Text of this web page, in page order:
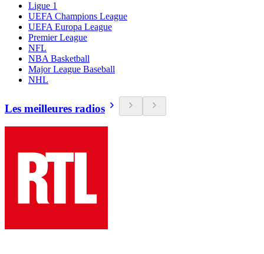
Ligue 1
UEFA Champions League
UEFA Europa League
Premier League
NFL
NBA Basketball
Major League Baseball
NHL
Les meilleures radios